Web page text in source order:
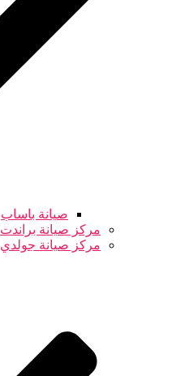
صيانة باساب
مركز صيانة براندت
مركز صيانة جولدي